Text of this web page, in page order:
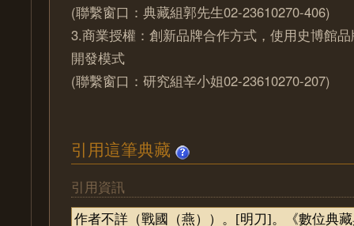
(聯繫窗口：典藏組郭先生02-23610270-406)
3.商業授權：創新品牌合作方式，使用史博館
開發模式
(聯繫窗口：研究組辛小姐02-23610270-207)
引用這筆典藏
引用資訊